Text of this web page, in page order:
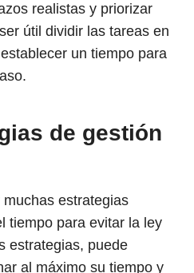
realistas y priorizar
útil dividir las tareas en
un tiempo para
de gestión
estrategias
tiempo para evitar la ley
estrategias, puede
al máximo su tiempo y